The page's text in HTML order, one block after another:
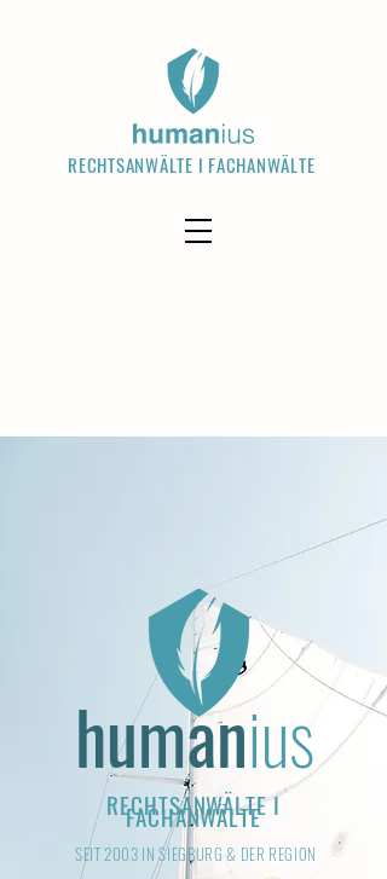
RECHTSANWÄLTE I FACHANWÄLTE
humanius
RECHTSANWÄLTE I
FACHANWÄLTE
SEIT 2003 IN SIEGBURG & DER REGION